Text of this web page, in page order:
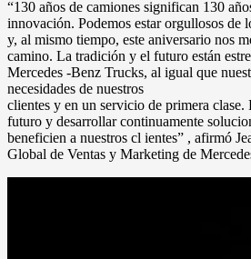
“130 años de camiones significan 130
innovación. Podemos estar orgullosos de
y, al mismo tiempo, este aniversario nos
camino. La tradición y el futuro están
Mercedes -Benz Trucks, al igual que
necesidades de nuestros
clientes y en un servicio de primera clase.
futuro y desarrollar continuamente
beneficien a nuestros cl ientes” , afirmó
Global de Ventas y Marketing de